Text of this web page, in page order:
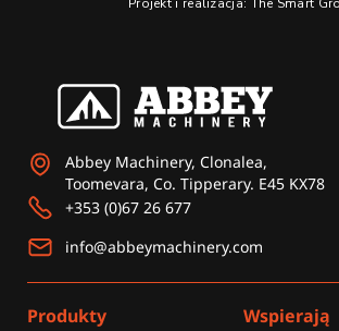
Abbey Machinery, Clonalea,
Toomevara, Co. Tipperary. E45 KX78
+353 (0)67 26 677
info@abbeymachinery.com
Produkty Wspierają